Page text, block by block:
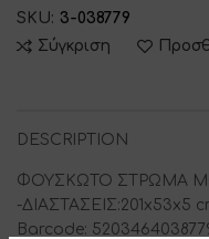
SKU: 3-038779
Σύγκριση
DESCRIPTION
ΦΟΥΣΚΩΤΟ ΣΤΡΩΜΑ
-ΔΙΑΣΤΑΣΕΙΣ:201x53x5
Barcode: